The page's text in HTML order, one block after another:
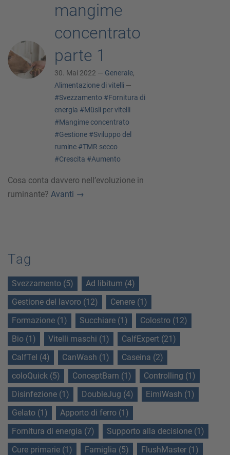
mangime
concentrato
parte 1
30. Mai 2022 — Generale,
Alimentazione di vitelli —
#Svezzamento #Fornitura di
energia #Müsli per vitelli
#Mangime concentrato
#Gestione #Sviluppo del
rumine #TMR secco
#Crescita #Aumento
Cosa conta davvero nell’evoluzione in
ruminante? Avanti →
Tag
Svezzamento (5)
Ad libitum (4)
Gestione del lavoro (12)
Cenere (1)
Formazione (1)
Succhiare (1)
Colostro (12)
Bio (1)
Vitelli maschi (1)
CalfExpert (21)
CalfTel (4)
CanWash (1)
Caseina (2)
coloQuick (5)
ConceptBarn (1)
Controlling (1)
Disinfezione (1)
DoubleJug (4)
EimiWash (1)
Gelato (1)
Apporto di ferro (1)
Fornitura di energia (7)
Supporto alla decisione (1)
Cure primarie (1)
Famiglia (5)
FlushMaster (1)